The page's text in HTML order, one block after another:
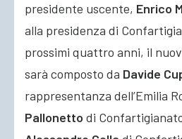
presidente uscente, Enrico
alla presidenza di
prossimi quattro anni, il
sarà composto da Davide
rappresentanza dell’Emilia
Pallonetto di